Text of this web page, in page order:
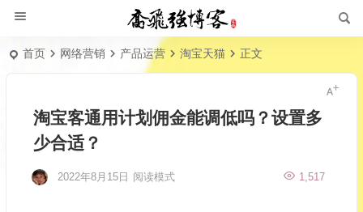
首页 网络营销 产品运营 淘宝天猫 正文
淘宝客通用计划佣金能调低吗？设置多
少合适？
2022年8月15日 1,517
阅读模式